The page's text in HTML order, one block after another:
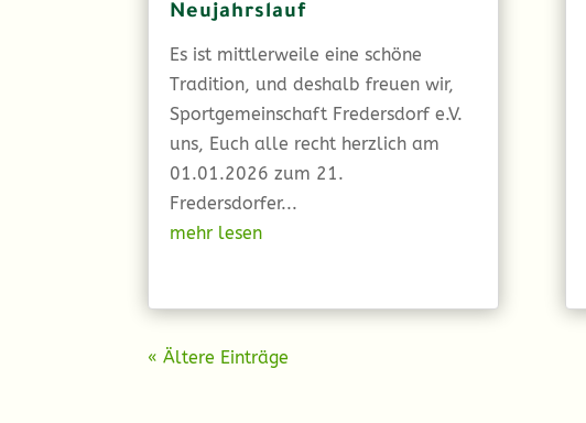
Neujahrslauf
Es ist mittlerweile eine schöne
Tradition, und deshalb freuen wir,
Sportgemeinschaft Fredersdorf e.V.
uns, Euch alle recht herzlich am
01.01.2026 zum 21.
Fredersdorfer...
mehr lesen
« Ältere Einträge